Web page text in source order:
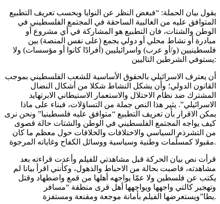
يقول بيان الحملة: “فبغض النظر عن النوايا وبحسب تعريف التطبيع
المتوافق عليه من الغالبية الساحقة في المجتمع الفلسطيني في
الوطن والشتات، فان التطبيع هو المشاركة في أي مشروع أو
مبادرة أو نشاط محلي أو دولي يجمع (على نفس المنصة) بين
فلسطينيين (و/أو عرب) واسرائيليين (أفرادًا كانوا أو مؤسسات) ولا
يستوفي الشرطين التاليين:
أن يعترف الاسرائيلي بالحقوق الأساسية للشعب الفلسطيني بموجب
القانون الدولي؛ وأن يشكل النشاط شكلا من أشكال النضال
المشترك ضد نظام الاحتلال والاستعمار الاستيطاني الابرتهايد
الاسرائيلي”. يثير هذا النص جملة من التساؤلات، فبناء على ماذا
يمكن الاقرار بأن تعريف التطبيع “متوافق عليه فلسطينيا” ونحن نرى
كيف يواجه المجتمع الفلسطيني في الوطن والشتات حالة قصوى
من التشرذم السياسي والاختلافات والخلافات حول معظم ما كان
مقبولا كمسلّمات وطنية وسياسية ووسائل الكفاح وغاياته المرجوة.
قرأت نص بيان الحركة قبل مشاهدتي للفيلم وأعدت قراءته بعد
مشاهدته، فاصبت بحالة من الاحباط والذهول، وكأنني اقرأ بيانا لم
يكتب عن فلسطين ولا عمّا يواجهه أهلها من قمع واضطهاد وقتل
وتهجير كالتي واجهها ويواجهها أهل قرى منطقة “مسافر
يطا”ويستعرضها الفيلم بأمانة موجعة ومقنعة ومستفزة.